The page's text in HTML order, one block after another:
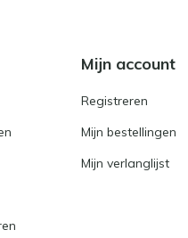
Mijn account
Registreren
Mijn bestellingen
Mijn verlanglijst